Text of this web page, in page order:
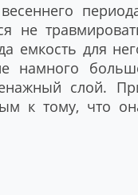
не
емкость для
намного
слой.
к тому, что